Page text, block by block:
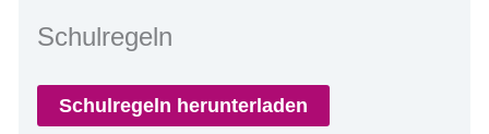
Schulregeln
Schulregeln herunterladen